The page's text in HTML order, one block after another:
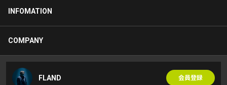
INFOMATION
COMPANY
FLAND 会員登録